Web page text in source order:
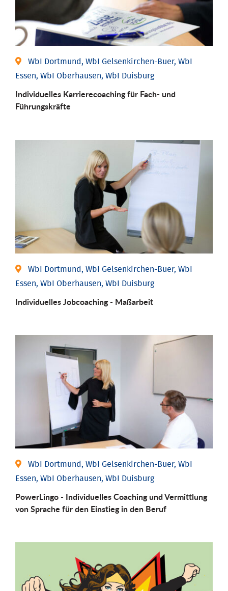
WbI Dortmund, WbI Gelsenkirchen-Buer, WbI
Essen, WbI Oberhausen, WbI Duisburg
Individu­elles Karrierecoaching für Fach-­ und
Führungs­kräfte
WbI Dortmund, WbI Gelsenkirchen-Buer, WbI
Essen, WbI Oberhausen, WbI Duisburg
Individu­elles Job­coaching - Maßarbeit
WbI Dortmund, WbI Gelsenkirchen-Buer, WbI
Essen, WbI Oberhausen, WbI Duisburg
PowerLingo - Individuelles Coaching und Vermittlung
von Sprache für den Einstieg in den Beruf